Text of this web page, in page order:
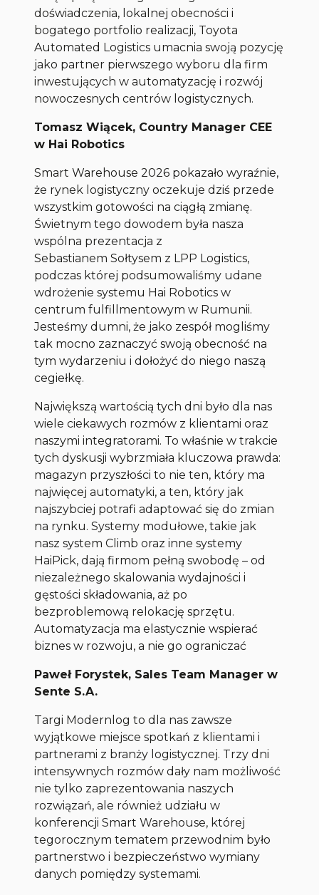
doświadczenia, lokalnej obecności i
bogatego portfolio realizacji, Toyota
Automated Logistics umacnia swoją pozycję
jako partner pierwszego wyboru dla firm
inwestujących w automatyzację i rozwój
nowoczesnych centrów logistycznych.
Tomasz Wiącek, Country Manager CEE
w Hai Robotics
Smart Warehouse 2026 pokazało wyraźnie,
że rynek logistyczny oczekuje dziś przede
wszystkim gotowości na ciągłą zmianę.
Świetnym tego dowodem była nasza
wspólna prezentacja z
Sebastianem Sołtysem z LPP Logistics,
podczas której podsumowaliśmy udane
wdrożenie systemu Hai Robotics w
centrum fulfillmentowym w Rumunii.
Jesteśmy dumni, że jako zespół mogliśmy
tak mocno zaznaczyć swoją obecność na
tym wydarzeniu i dołożyć do niego naszą
cegiełkę.
Największą wartością tych dni było dla nas
wiele ciekawych rozmów z klientami oraz
naszymi integratorami. To właśnie w trakcie
tych dyskusji wybrzmiała kluczowa prawda:
magazyn przyszłości to nie ten, który ma
najwięcej automatyki, a ten, który jak
najszybciej potrafi adaptować się do zmian
na rynku. Systemy modułowe, takie jak
nasz system Climb oraz inne systemy
HaiPick, dają firmom pełną swobodę – od
niezależnego skalowania wydajności i
gęstości składowania, aż po
bezproblemową relokację sprzętu.
Automatyzacja ma elastycznie wspierać
biznes w rozwoju, a nie go ograniczać
Paweł Forystek, Sales Team Manager w
Sente S.A.
Targi Modernlog to dla nas zawsze
wyjątkowe miejsce spotkań z klientami i
partnerami z branży logistycznej. Trzy dni
intensywnych rozmów dały nam możliwość
nie tylko zaprezentowania naszych
rozwiązań, ale również udziału w
konferencji Smart Warehouse, której
tegorocznym tematem przewodnim było
partnerstwo i bezpieczeństwo wymiany
danych pomiędzy systemami.